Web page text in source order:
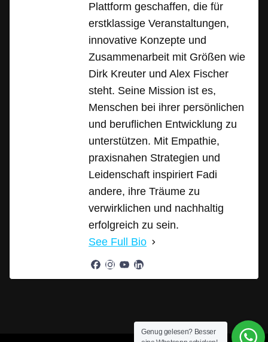
Plattform geschaffen, die für
erstklassige Veranstaltungen,
innovative Konzepte und
Zusammenarbeit mit Größen wie
Dirk Kreuter und Alex Fischer
steht. Seine Mission ist es,
Menschen bei ihrer persönlichen
und beruflichen Entwicklung zu
unterstützen. Mit Empathie,
praxisnahen Strategien und
Leidenschaft inspiriert Fadi
andere, ihre Träume zu
verwirklichen und nachhaltig
erfolgreich zu sein.
See Full Bio
Genug gelesen? Besser